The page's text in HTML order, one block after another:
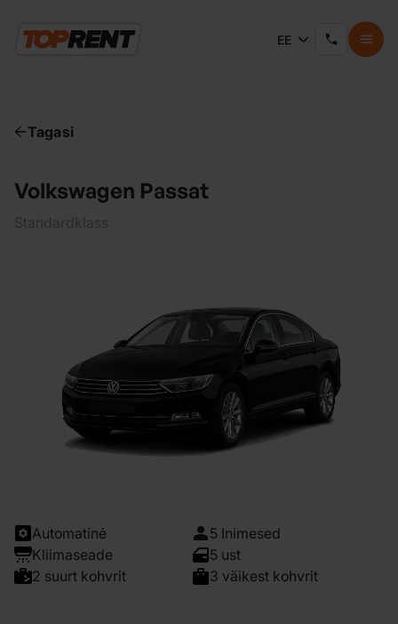
EE
Tagasi
Volkswagen Passat
Standardklass
Automatinė
5 Inimesed
Kliimaseade
5 ust
2 suurt kohvrit
3 väikest kohvrit